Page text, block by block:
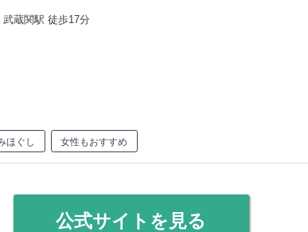
蔵関駅 徒歩17分
ほぐし 女性もおすすめ
公式サイトを見る